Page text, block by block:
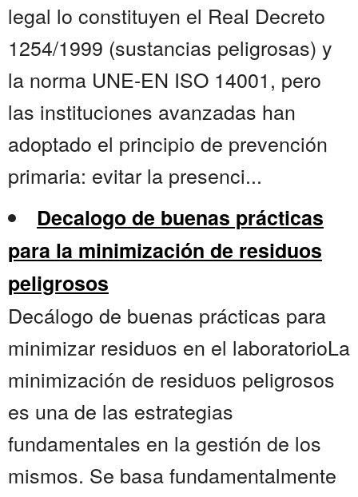
legal lo constituyen el Real Decreto
1254/1999 (sustancias peligrosas) y
la norma UNE-EN ISO 14001, pero
las instituciones avanzadas han
adoptado el principio de prevención
primaria: evitar la presenci...
Decalogo de buenas prácticas
para la minimización de residuos
peligrosos
Decálogo de buenas prácticas para
minimizar residuos en el laboratorioLa
minimización de residuos peligrosos
es una de las estrategias
fundamentales en la gestión de los
mismos. Se basa fundamentalmente